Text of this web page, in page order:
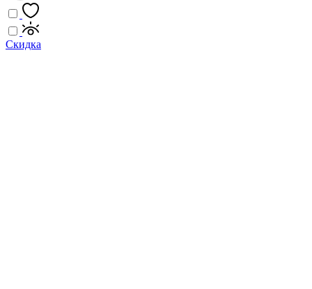
Скидка